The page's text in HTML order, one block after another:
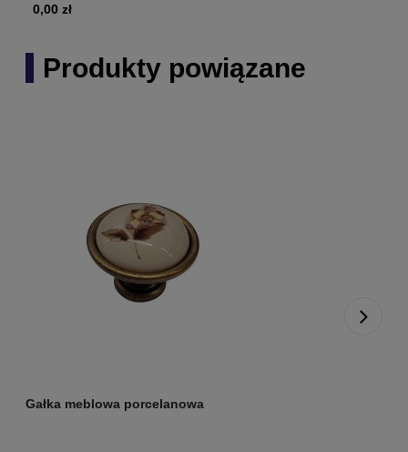
0,00 zł
Produkty powiązane
Gałka meblowa porcelanowa